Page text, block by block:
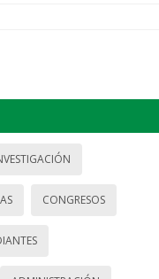
CONGRESOS